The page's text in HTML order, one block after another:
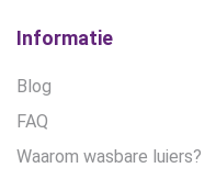
Informatie
Blog
FAQ
Waarom wasbare luiers?